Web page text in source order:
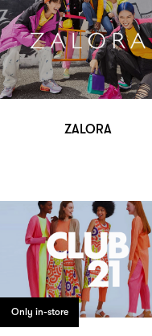
ZALORA
Only in-store